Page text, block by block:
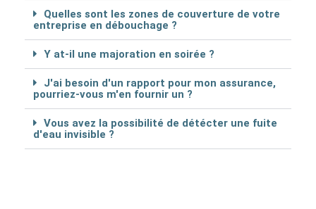
Quelles sont les zones de couverture de votre
entreprise en débouchage ?
Y at-il une majoration en soirée ?
J'ai besoin d'un rapport pour mon assurance,
pourriez-vous m'en fournir un ?
Vous avez la possibilité de détécter une fuite
d'eau invisible ?